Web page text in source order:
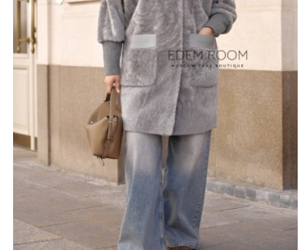
Внутренняя отделка из нежной кожи ягненка
обеспечивает дополнительный уют и комфорт,
позволяя коже дышать. Эта дублёнка станет не только
отличным дополнением к вашему гардеробу, но и
верной спутницей в холодное время года, что делает
её идеальным выбором для современных женщин,
ценящих качество и стиль.
*описание несет информационный характер, состав и
правила ухода могут быть изменены производителем